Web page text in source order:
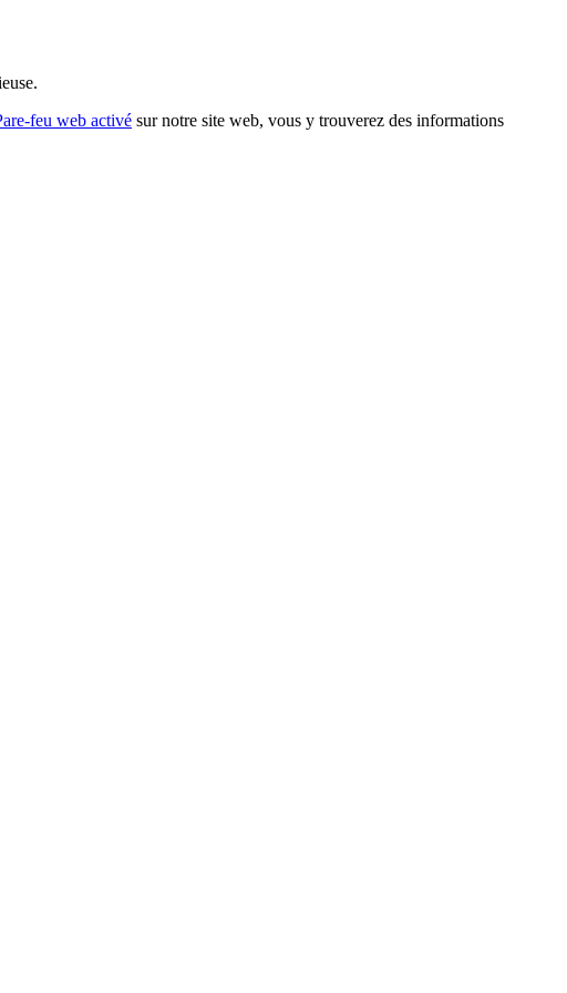
feu web activé sur notre site web, vous y trouverez des informations